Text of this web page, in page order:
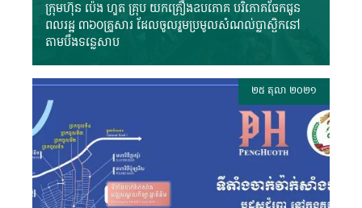
ក្រុមហ៊ុន ប៉េង ហួត គ្រុប យកគ្រឿងឧបភោគ បរិភោគចែកជូន
ពលរដ្ឋ ៣៦០គ្រួសារ ដែលចូលរួមប្រមូលសំណល់ប្លាស្ទិកនៅ
តាមបឹងទន្លេសាប
២៥ តុលា ២០២១